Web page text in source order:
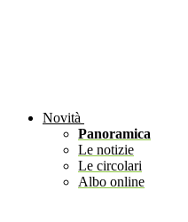
Novità
Panoramica
Le notizie
Le circolari
Albo online